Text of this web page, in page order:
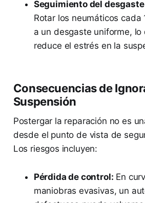
Seguimiento del
Rotar los neumáticos
a un desgaste uniforme, lo
reduce el estrés en la
Consecuencias de
Suspensión
Postergar la reparación no es
desde el punto de vista de
Los riesgos incluyen:
Pérdida de control: En
maniobras evasivas, un